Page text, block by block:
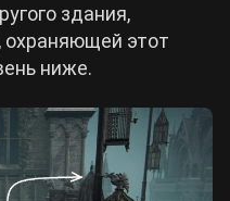
здания,
охраняющей этот
ниже.